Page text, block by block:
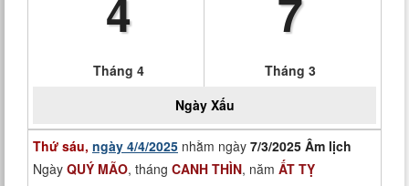
4
Tháng 4
7
Tháng 3
Ngày Xấu
Thứ sáu, ngày 4/4/2025 nhằm ngày 7/3/2025 Âm lịch
Ngày QUÝ MÃO, tháng CANH THÌN, năm ẤT TỴ